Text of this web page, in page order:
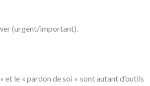
(urgent/important).
et le « pardon de soi » sont autant d’outils